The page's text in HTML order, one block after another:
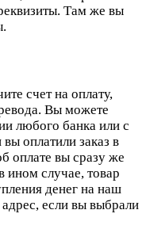
Там же вы
счет на оплату,
Вы можете
любого банка или с
оплатили заказ в
оплате вы сразу же
ином случае, товар
денег на наш
если вы выбрали